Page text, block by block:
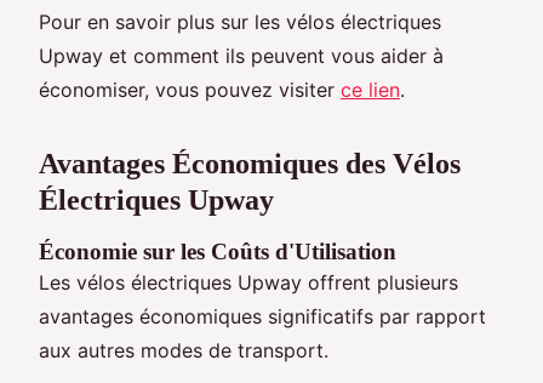
Pour en savoir plus sur les vélos électriques
Upway et comment ils peuvent vous aider à
économiser, vous pouvez visiter ce lien.
Avantages Économiques des Vélos
Électriques Upway
Économie sur les Coûts d'Utilisation
Les vélos électriques Upway offrent plusieurs
avantages économiques significatifs par rapport
aux autres modes de transport.